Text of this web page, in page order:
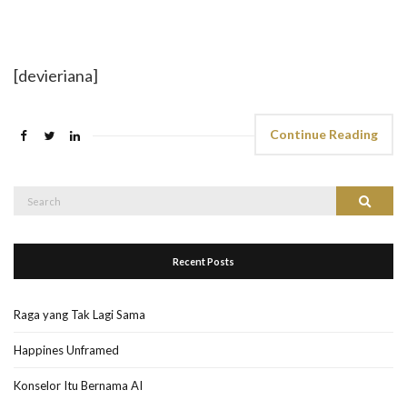
[devieriana]
Continue Reading
Search
Recent Posts
Raga yang Tak Lagi Sama
Happines Unframed
Konselor Itu Bernama AI